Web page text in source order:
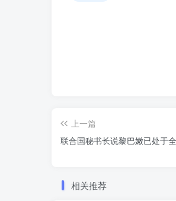
上一篇
联合国秘书长说黎巴嫩已处于
相关推荐